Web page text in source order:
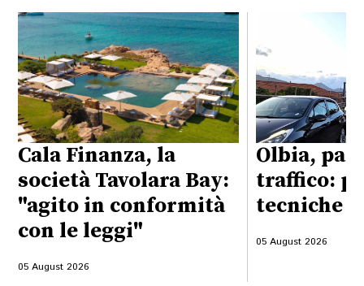
Cala Finanza, la
società Tavolara Bay:
"agito in conformità
con le leggi"
05 August 2026
Olbia,
traffico:
tecniche
05 August 2026